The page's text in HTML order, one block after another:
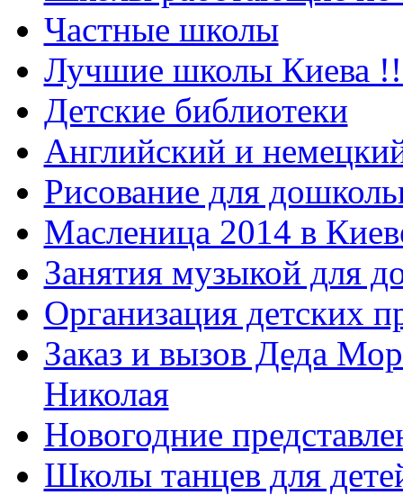
Частные школы
Лучшие школы Киева
Детские библиотеки
Английский и
Рисование для
Масленица 2014 в
Занятия музыкой для
Организация детских
Заказ и вызов Деда
Николая
Новогодние
Школы танцев для